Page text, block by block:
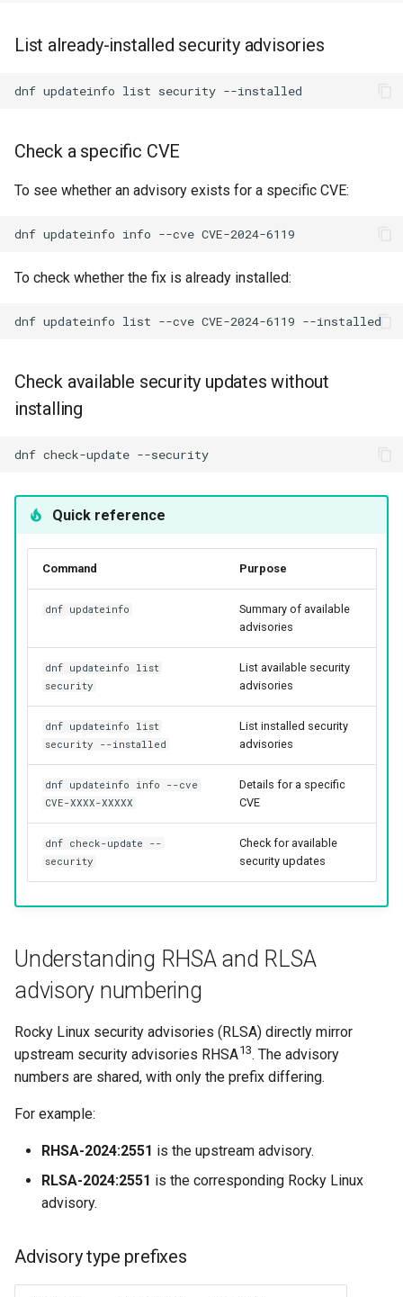
List already-installed security advisories
dnf updateinfo list security
Check a specific CVE
To see whether an advisory exists for a specific CVE:
dnf updateinfo info --cve
To check whether the fix is already installed:
dnf updateinfo list --cve CVE-2024-6119
Check available security updates without
installing
dnf check-update
Quick reference
Command Purpose
dnf updateinfo
Summary of available
advisories
dnf updateinfo list
security
List available security
advisories
dnf updateinfo list
security --installed
List installed security
advisories
dnf updateinfo info --cve
CVE-XXXX-XXXXX
Details for a specific
CVE
dnf check-update --
security
Check for available
security updates
Understanding RHSA and RLSA
advisory numbering
Rocky Linux security advisories (RLSA) directly mirror
upstream security advisories RHSA13. The advisory
numbers are shared, with only the prefix differing.
For example:
RHSA-2024:2551 is the upstream advisory.
RLSA-2024:2551 is the corresponding Rocky Linux
advisory.
Advisory type prefixes